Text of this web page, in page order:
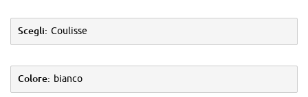
Scegli: Coulisse
Colore: bianco